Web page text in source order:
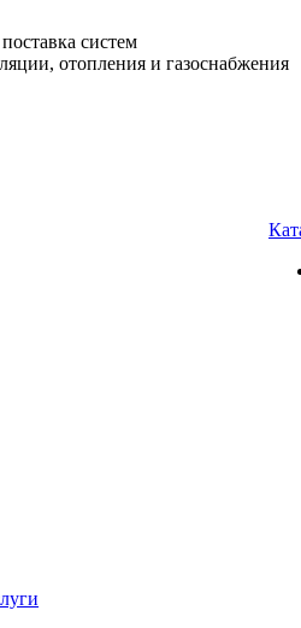
систем
отопления и газоснабжения